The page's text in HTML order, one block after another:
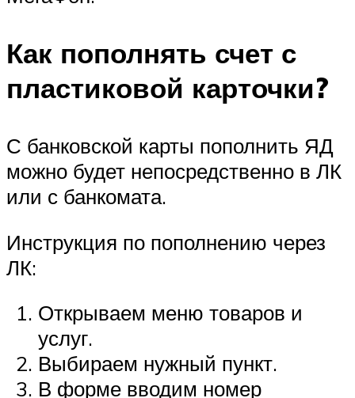
Как пополнять счет с
пластиковой карточки?
С банковской карты пополнить ЯД
можно будет непосредственно в ЛК
или с банкомата.
Инструкция по пополнению через
ЛК:
Открываем меню товаров и
услуг.
Выбираем нужный пункт.
В форме вводим номер